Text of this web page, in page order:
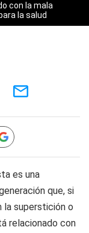
con la mala
la salud
es una
que, si
la superstición o
relacionado con